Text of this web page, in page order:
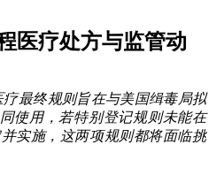
医疗处方与监管动
最终规则旨在与美国缉毒局拟
使用，若特别登记规则未能在
实施，这两项规则都将面临挑